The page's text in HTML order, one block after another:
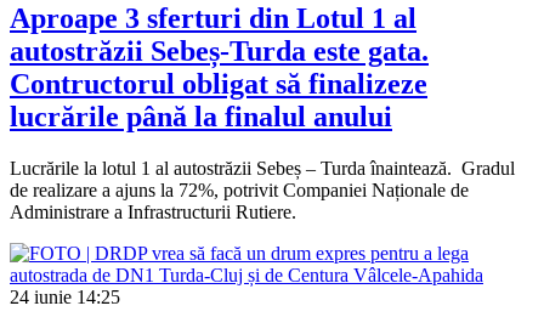
Aproape 3 sferturi din Lotul 1 al
autostrăzii Sebeș-Turda este gata.
Contructorul obligat să finalizeze
lucrările până la finalul anului
Lucrările la lotul 1 al autostrăzii Sebeș – Turda înaintează. Gradul
de realizare a ajuns la 72%, potrivit Companiei Naționale de
Administrare a Infrastructurii Rutiere.
24 iunie 14:25